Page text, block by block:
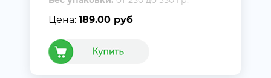
Цена: 189.00 руб